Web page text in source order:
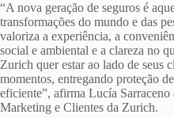
“A nova geração de seguros é
transformações do mundo e das
valoriza a experiência, a
social e ambiental e a clareza no
Zurich quer estar ao lado de seus
momentos, entregando proteção
eficiente”, afirma Lucía Sarraceno
Marketing e Clientes da Zurich.